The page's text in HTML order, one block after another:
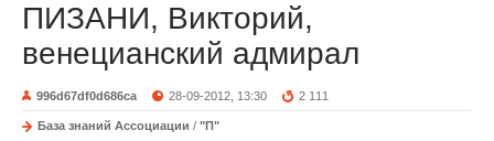
ПИЗАНИ, Викторий,
венецианский адмирал
996d67df0d686ca 28-09-2012, 13:30 2 111
База знаний Ассоциации / "П"